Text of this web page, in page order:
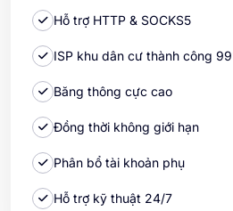
Hỗ trợ HTTP & SOCKS5
ISP khu dân cư thành công
Băng thông cực cao
Đồng thời không giới hạn
Phân bổ tài khoản phụ
Hỗ trợ kỹ thuật 24/7